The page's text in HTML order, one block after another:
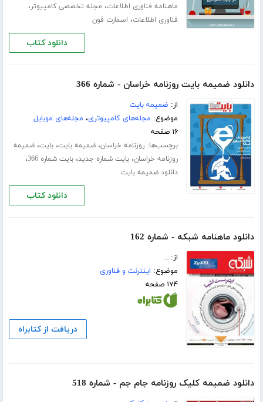
ماهنامه فناوری اطلاعات، مجله تخصصی کامپیوتر،
فناوری اطلاعات، اسمارت فون
دانلود کتاب
دانلود ضمیمه بایت روزنامه خراسان - شماره 366
از: ضمیمه بایت
موضوع: مجله‌های کامپیوتری، مجله‌های موبایل
۱۶ صفحه
برچسب‌ها:روزنامه خراسان،ضمیمه بایت،بایت،ضمیمه
روزنامه خراسان،بایت شماره جدید،بایت شماره 366 ،
دانلود ضمیمه بایت
دانلود کتاب
دانلود ماهنامه شبکه - شماره 162
از: ...
موضوع: اینترنت و فناوری
۱۷۴ صفحه
دریافت از کتابراه
دانلود ضمیمه کلیک روزنامه جام جم - شماره 518